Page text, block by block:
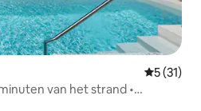
5 (31)
van het strand •